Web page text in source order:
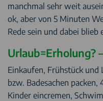
manchmal sehr weit
ok, aber von 5 Minuten
Rede sein und dabei blieb
Urlaub=Erholung?
Einkaufen, Frühstück und
bzw. Badesachen
Kinder eincremen,